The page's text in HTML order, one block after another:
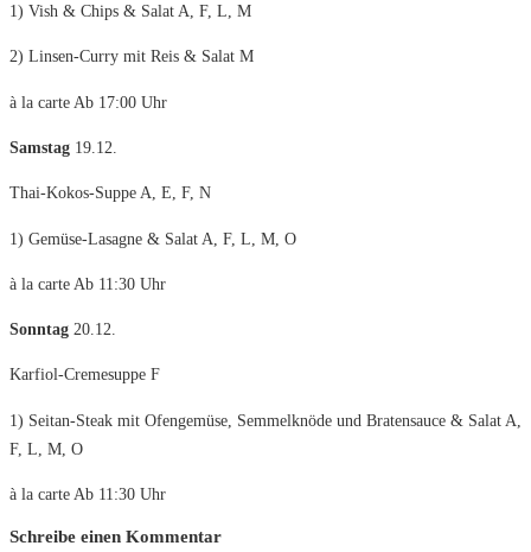
1) Vish & Chips & Salat A, F, L, M
2) Linsen-Curry mit Reis & Salat M
à la carte Ab 17:00 Uhr
Samstag 19.12.
Thai-Kokos-Suppe A, E, F, N
1) Gemüse-Lasagne & Salat A, F, L, M, O
à la carte Ab 11:30 Uhr
Sonntag 20.12.
Karfiol-Cremesuppe F
1) Seitan-Steak mit Ofengemüse, Semmelknöde und Bratensauce & Salat A,
F, L, M, O
à la carte Ab 11:30 Uhr
Schreibe einen Kommentar